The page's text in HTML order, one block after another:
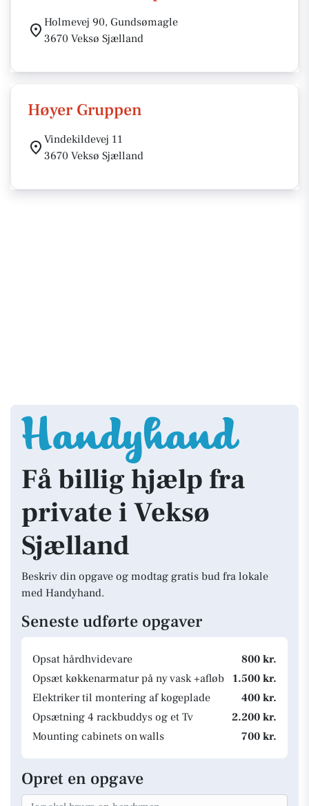
Holmevej 90, Gundsømagle
3670 Veksø Sjælland
Høyer Gruppen
Vindekildevej 11
3670 Veksø Sjælland
Få billig hjælp fra
private i Veksø
Sjælland
Beskriv din opgave og modtag gratis bud fra lokale
med Handyhand.
Seneste udførte opgaver
Opsat hårdhvidevare
800 kr.
Opsæt køkkenarmatur på ny vask +afløb
1.500 kr.
Elektriker til montering af kogeplade
400 kr.
Opsætning 4 rackbuddys og et Tv
2.200 kr.
Mounting cabinets on walls
700 kr.
Opret en opgave